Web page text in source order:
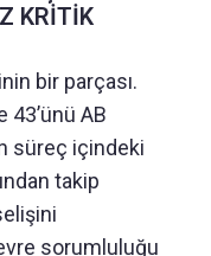
KRİTİK
bir parçası.
43’ünü AB
süreç içindeki
takip
sorumluluğu